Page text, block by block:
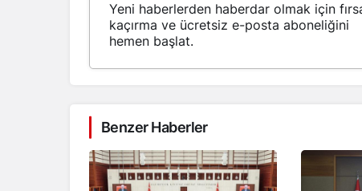
Yeni haberlerden haberdar olmak için
kaçırma ve ücretsiz e-posta aboneliğini
hemen başlat.
Benzer Haberler